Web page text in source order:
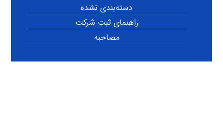
دسته‌بندی نشده
راهنمای ثبت شرکت
مصاحبه